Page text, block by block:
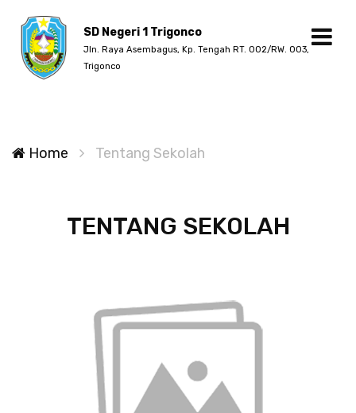
SD Negeri 1 Trigonco
Jln. Raya Asembagus, Kp. Tengah RT. 002/RW. 003,
Trigonco
Home Tentang Sekolah
TENTANG SEKOLAH